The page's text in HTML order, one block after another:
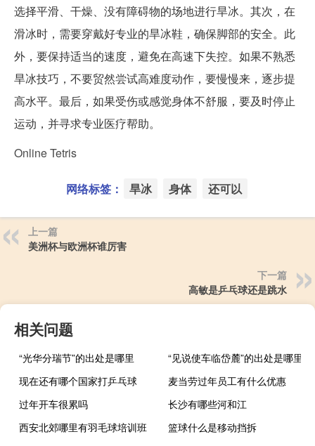
选择平滑、干燥、没有障碍物的场地进行旱冰。其次，在
滑冰时，需要穿戴好专业的旱冰鞋，确保脚部的安全。此
外，要保持适当的速度，避免在高速下失控。如果不熟悉
旱冰技巧，不要贸然尝试高难度动作，要慢慢来，逐步提
高水平。最后，如果受伤或感觉身体不舒服，要及时停止
运动，并寻求专业医疗帮助。
Online Tetris
网络标签： 旱冰 身体 还可以
上一篇
美洲杯与欧洲杯谁厉害
下一篇
高敏是乒乓球还是跳水
相关问题
“光华分瑞节”的出处是哪里
“见说使车临岱麓”的出处是哪里
现在还有哪个国家打乒乓球
麦当劳过年员工有什么优惠
过年开车很累吗
长沙有哪些河和江
西安北郊哪里有羽毛球培训班
篮球什么是移动挡拆